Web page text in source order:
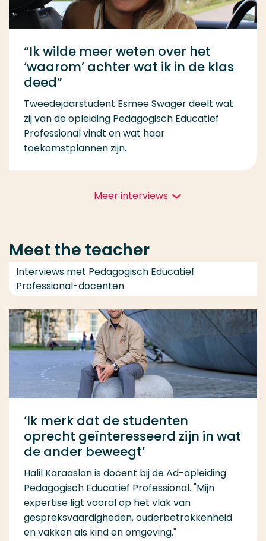
“Ik wilde meer weten over het
‘waarom’ achter wat ik in de klas
deed”
Tweedejaarstudent Esmee Swager deelt wat
zij van de opleiding Pedagogisch Educatief
Professional vindt en wat haar
toekomstplannen zijn.
Meer interviews
Meet the teacher
Interviews met Pedagogisch Educatief
Professional-docenten
‘Ik merk dat de studenten
oprecht geïnteresseerd zijn in wat
de ander beweegt’
Halil Karaaslan is docent bij de Ad-opleiding
Pedagogisch Educatief Professional. "Mijn
expertise ligt vooral op het vlak van
gespreksvaardigheden, ouderbetrokkenheid
en vakken als kind en omgeving."